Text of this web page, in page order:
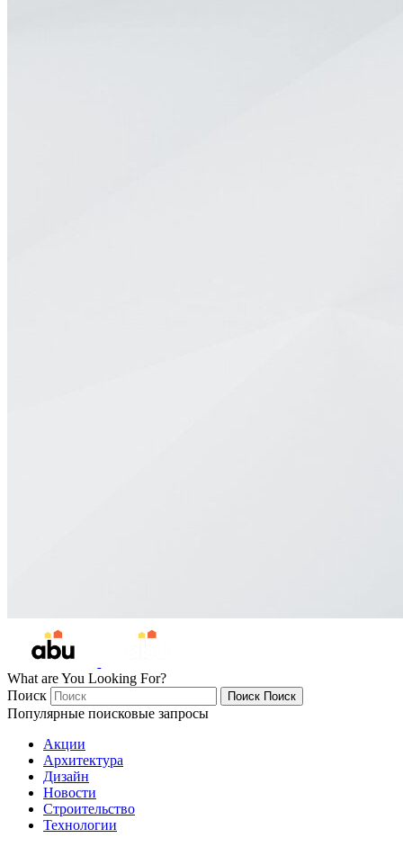
What are You Looking For?
Поиск
Поиск Поиск
Популярные поисковые запросы
Акции
Архитектура
Дизайн
Новости
Строительство
Технологии